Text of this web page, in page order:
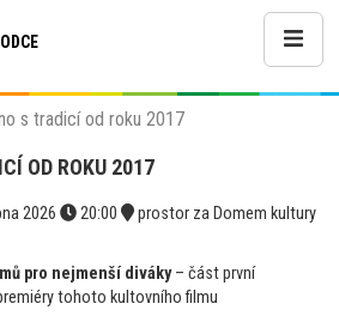
s tradicí od roku 2017
OD ROKU 2017
2026 20:00
prostor za Domem kultury
pro nejmenší diváky– část první
tohoto kultovního filmu